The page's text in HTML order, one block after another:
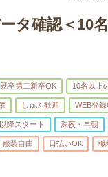
タ確認＜10
既卒第二新卒OK 10名以上
しゅふ歓迎 WEB登録
降スタート 深夜・早朝
服装自由 日払いOK 職